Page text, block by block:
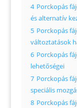
4 Porckopás
és alternatív
5 Porckopás
változtatások
6 Porckopás
lehetőségei
7 Porckopás
speciális
8 Porckopás